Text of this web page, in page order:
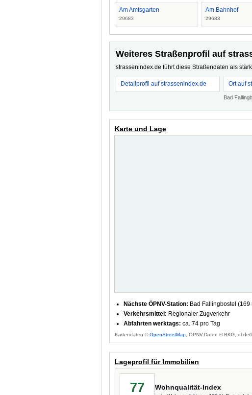
Am Amtsgarten
29683
Am Bahnhof
29683
Weiteres Straßenprofil auf
strassenindex.de führt diese Straßendaten als
Detailprofil auf strassenindex.de Ort auf
Bad
Karte und Lage
Nächste ÖPNV-Station: Bad Fallingbostel (169
Verkehrsmittel: Regionaler Zugverkehr
Abfahrten werktags: ca. 74 pro Tag
Kartendaten ©OpenStreetMap , ÖPNV-Daten © BKG, dl-de/
Lageprofil für Immobilien
77 Wohnqualität-Index